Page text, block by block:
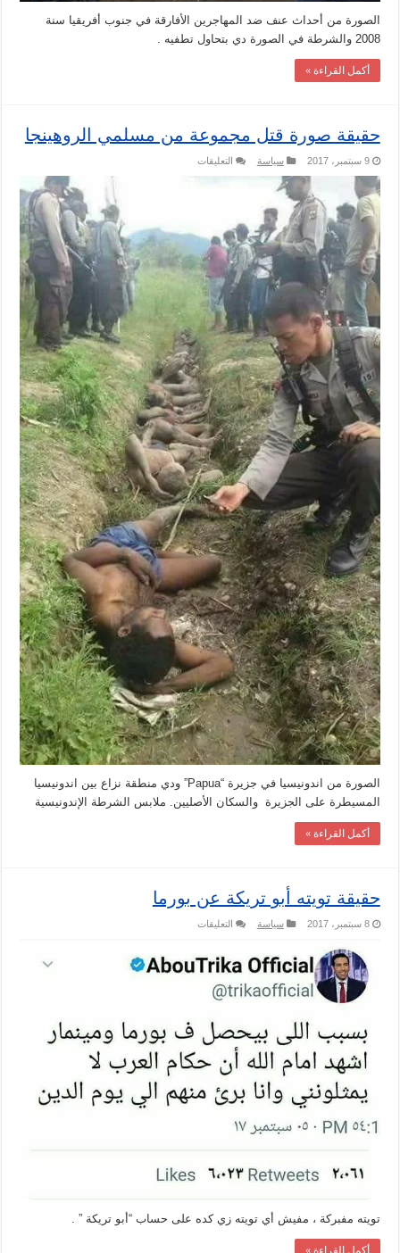
الصورة من أحداث عنف ضد المهاجرين الأفارقة في جنوب أفريقيا سنة
2008 والشرطة في الصورة دي بتحاول تطفيه .
أكمل القراءة »
حقيقة صورة قتل مجموعة من مسلمي الروهينجا
9 سبتمبر، 2017 سياسة التعليقات
الروهينجا
مغلقة
الصورة من اندونيسيا في جزيرة “Papua” ودي منطقة نزاع بين اندونيسيا
المسيطرة على الجزيرة والسكان الأصليين. ملابس الشرطة الإندونيسية
أكمل القراءة »
حقيقة تويته أبو تريكة عن بورما
8 سبتمبر، 2017 سياسة التعليقات
أبو
تريكة
تويته مفبركة ، مفيش أي تويته زي كده على حساب “أبو تريكة ” .